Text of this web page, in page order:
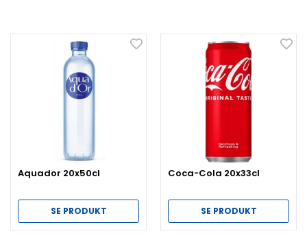
Aquador 20x50cl
SE PRODUKT
Coca-Cola 20x33cl
SE PRODUKT